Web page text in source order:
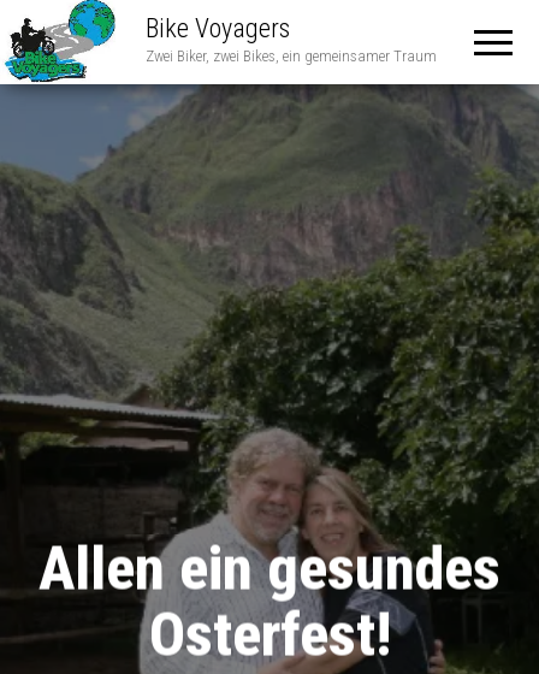
Bike Voyagers
Zwei Biker, zwei Bikes, ein gemeinsamer Traum
Allen ein gesundes
Osterfest!